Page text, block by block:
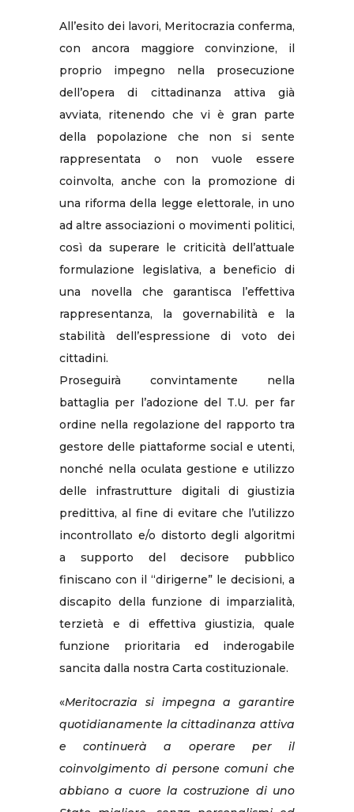
All’esito dei lavori, Meritocrazia conferma,
con ancora maggiore convinzione, il
proprio impegno nella prosecuzione
dell’opera di cittadinanza attiva già
avviata, ritenendo che vi è gran parte
della popolazione che non si sente
rappresentata o non vuole essere
coinvolta, anche con la promozione di
una riforma della legge elettorale, in uno
ad altre associazioni o movimenti politici,
così da superare le criticità dell’attuale
formulazione legislativa, a beneficio di
una novella che garantisca l’effettiva
rappresentanza, la governabilità e la
stabilità dell’espressione di voto dei
cittadini.
Proseguirà convintamente nella
battaglia per l’adozione del T.U. per far
ordine nella regolazione del rapporto tra
gestore delle piattaforme social e utenti,
nonché nella oculata gestione e utilizzo
delle infrastrutture digitali di giustizia
predittiva, al fine di evitare che l’utilizzo
incontrollato e/o distorto degli algoritmi
a supporto del decisore pubblico
finiscano con il “dirigerne” le decisioni, a
discapito della funzione di imparzialità,
terzietà e di effettiva giustizia, quale
funzione prioritaria ed inderogabile
sancita dalla nostra Carta costituzionale.
«Meritocrazia si impegna a garantire
quotidianamente la cittadinanza attiva
e continuerà a operare per il
coinvolgimento di persone comuni che
abbiano a cuore la costruzione di uno